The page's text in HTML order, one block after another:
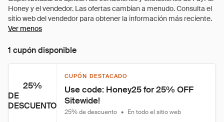
Ver menos
1 cupón disponible
25%
DE
DESCUENTO
CUPÓN DESTACADO
Use code: Honey25 for 25% OFF
Sitewide!
25% de descuento • En todo el sitio web